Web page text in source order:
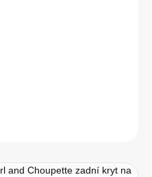
and Choupette zadní kryt na